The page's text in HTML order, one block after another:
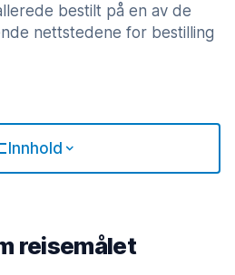
bestilt på en av de
nettstedene for bestilling
Innhold
reisemålet